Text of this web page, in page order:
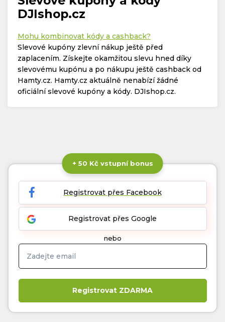
DJIshop.cz
Mohu kombinovat kódy a cashback?
Slevové kupóny zlevní nákup ještě před
zaplacením. Získejte okamžitou slevu hned díky
slevovému kupónu a po nákupu ještě cashback od
Hamty.cz. Hamty.cz aktuálně nenabízí žádné
oficiální slevové kupóny a kódy. DJIshop.cz.
+ 50 Kč vstupní bonus
Registrovat přes Facebook
Registrovat přes Google
nebo